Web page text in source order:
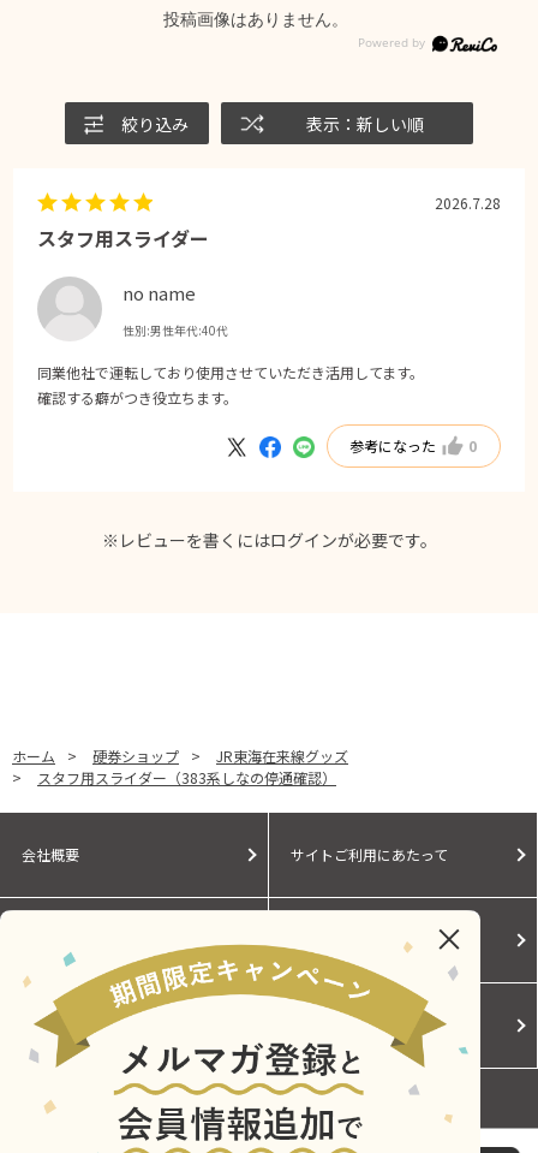
投稿画像はありません。
絞り込み 表示：新しい順
スタフ用スライダー
no name
性別:男性年代:40代
2026.7.28
同業他社で運転しており使用させていただき活用してます。
確認する癖がつき役立ちます。
参考になった 0
※レビューを書くにはログインが必要です。
ホーム > 硬券ショップ >
JR東海在来線グッズ
>
スタフ用スライダー（383系しなの停通確認）
会社概要 サイトご利用にあたって
Cookieポリシー ご利用規約
お問い合わせ
スタフ用スライダー（383系しなの停通確認）